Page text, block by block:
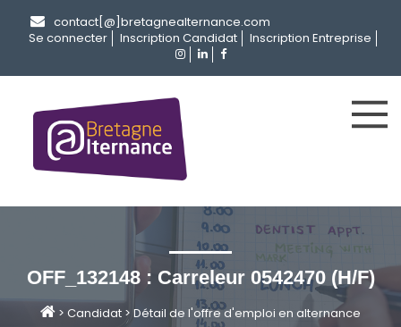
contact[@]bretagnealternance.com
Se connecter
Inscription Candidat Inscription Entreprise
OFF_132148 : Carreleur 0542470 (H/F)
> Candidat >Détail de l'offre d'emploi en alternance